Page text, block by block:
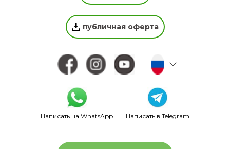
публичная оферта
Написать на WhatsApp Написать в Telegram